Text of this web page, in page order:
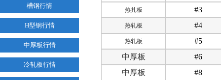
槽钢行情
H型钢行情
中厚板行情
冷轧板行情
热扎板 #3
热轧板 #4
热轧板
#5
中厚板
#6
中厚板
#8